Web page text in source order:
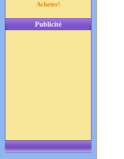
Acheter!
Publicité